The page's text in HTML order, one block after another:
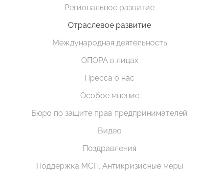
Региональное развитие
Отраслевое развитие
Международная деятельность
ОПОРА в лицах
Пресса о нас
Особое мнение
Бюро по защите прав предпринимателей
Видео
Поздравления
Поддержка МСП. Антикризисные меры